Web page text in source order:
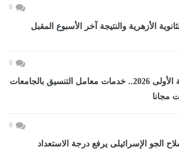
0
الأزهرية والنتيجة آخر الأسبوع المقبل
0
تنسيق المرحلة الأولى 2026.. خدمات معامل التنسيق بالجامعات
مجانا
0
الجو الإسرائيلى يرفع درجة الاستعداد